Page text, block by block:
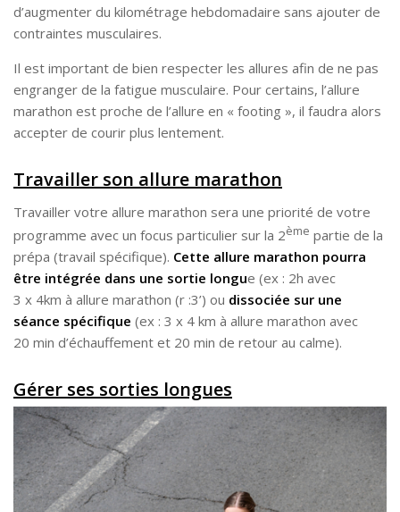
d’augmenter du kilométrage hebdomadaire sans ajouter de
contraintes musculaires.
Il est important de bien respecter les allures afin de ne pas
engranger de la fatigue musculaire. Pour certains, l’allure
marathon est proche de l’allure en « footing », il faudra alors
accepter de courir plus lentement.
Travailler son allure marathon
Travailler votre allure marathon sera une priorité de votre
programme avec un focus particulier sur la 2ème partie de la
prépa (travail spécifique). Cette allure marathon pourra
être intégrée dans une sortie longue (ex : 2h avec
3 x 4km à allure marathon (r :3’) ou dissociée sur une
séance spécifique (ex : 3 x 4 km à allure marathon avec
20 min d’échauffement et 20 min de retour au calme).
Gérer ses sorties longues